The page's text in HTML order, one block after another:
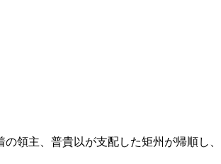
の領主、普貴以が支配した矩州が帰順